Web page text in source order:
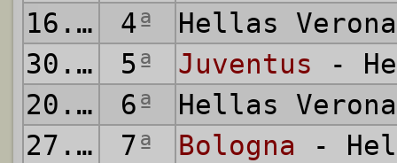
16.10.1927
4ª
Hellas
30.10.1927
5ª Juventus -
20.11.1927
6ª
Hellas
27.11.1927
7ª Bologna -